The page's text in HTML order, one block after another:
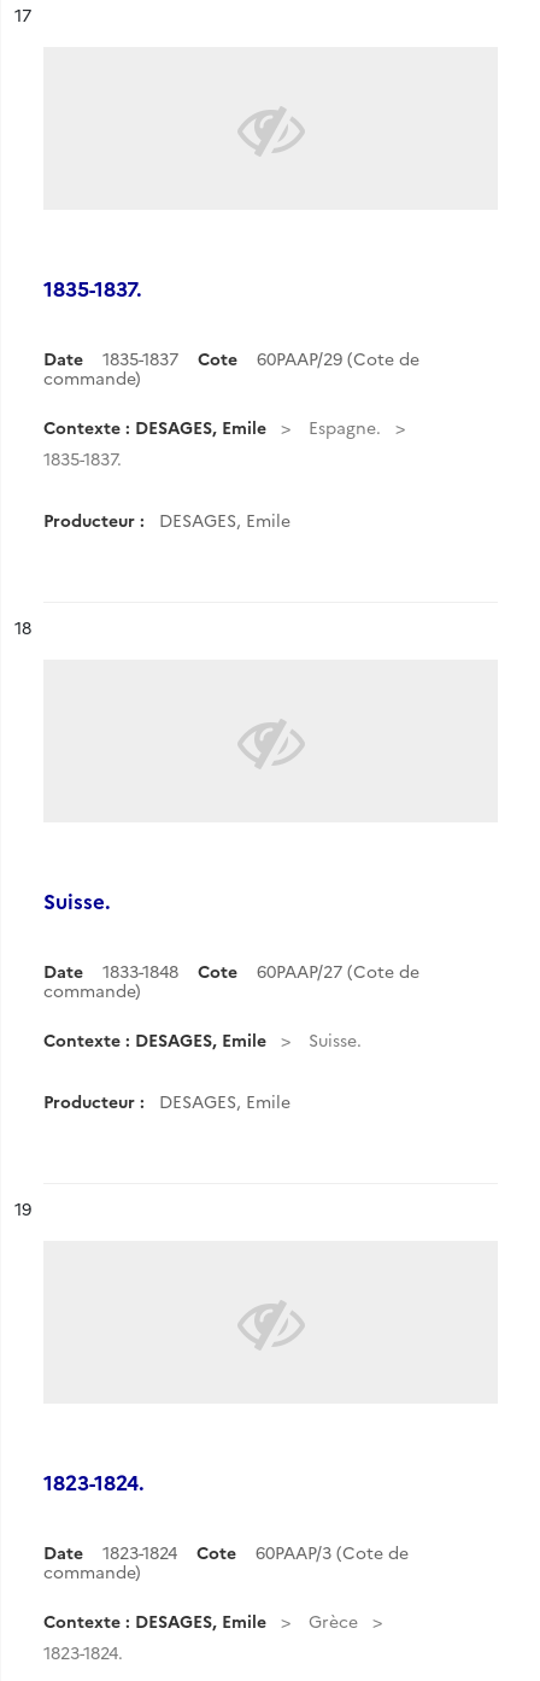
n°
17
1835-1837.
Date 1835-1837 Cote
60PAAP/29 (Cote de
commande)
Contexte : DESAGES, Emile
Espagne.
1835-1837.
Producteur : DESAGES, Emile
n°
18
Suisse.
Date 1833-1848 Cote
60PAAP/27 (Cote de
commande)
Contexte : DESAGES, Emile Suisse.
Producteur : DESAGES, Emile
n°
19
1823-1824.
Date 1823-1824 Cote
60PAAP/3 (Cote de
commande)
Contexte : DESAGES, Emile
Grèce
1823-1824.